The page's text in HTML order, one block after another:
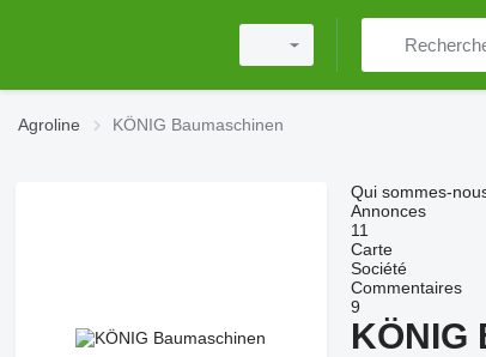
Agroline KÖNIG Baumaschinen
Qui sommes-
Annonces
11
Carte
Société
Commentaires
9
KÖNIG